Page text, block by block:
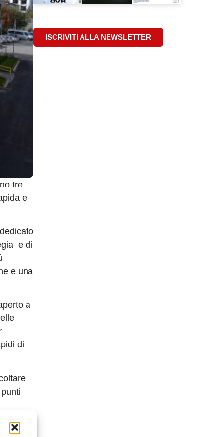
tre
e
e di
e una
a
di
ISCRIVITI ALLA NEWSLETTER